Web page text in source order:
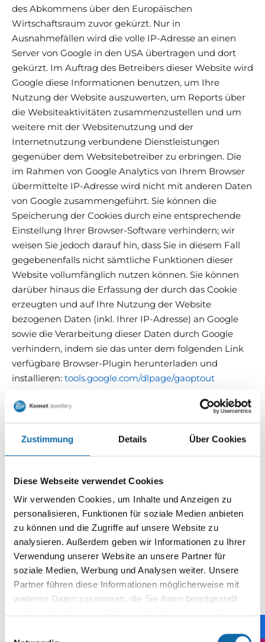
Zustimmung Details Über Cookies
Diese Webseite verwendet Cookies
Wir verwenden Cookies, um Inhalte und Anzeigen zu
personalisieren, Funktionen für soziale Medien anbieten
zu können und die Zugriffe auf unsere Website zu
analysieren. Außerdem geben wir Informationen zu Ihrer
Verwendung unserer Website an unsere Partner für
soziale Medien, Werbung und Analysen weiter. Unsere
Partner führen diese Informationen möglicherweise mit
weiteren Daten zusammen, die Sie ihnen bereitgestellt
des Abkommens über den Europäischen
Wirtschaftsraum zuvor gekürzt. Nur in
Ausnahmefällen wird die volle IP-Adresse an einen
Server von Google in den USA übertragen und dort
gekürzt. Im Auftrag des Betreibers dieser Website wird
Google diese Informationen benutzen, um Ihre
Nutzung der Website auszuwerten, um Reports über
die Websiteaktivitäten zusammenzustellen und um
weitere mit der Websitenutzung und der
Internetnutzung verbundene Dienstleistungen
gegenüber dem Websitebetreiber zu erbringen. Die
im Rahmen von Google Analytics von Ihrem Browser
übermittelte IP-Adresse wird nicht mit anderen Daten
von Google zusammengeführt. Sie können die
Speicherung der Cookies durch eine entsprechende
Einstellung Ihrer Browser-Software verhindern; wir
weisen Sie jedoch darauf hin, dass Sie in diesem Fall
gegebenenfalls nicht sämtliche Funktionen dieser
Website vollumfänglich nutzen können. Sie können
darüber hinaus die Erfassung der durch das Cookie
erzeugten und auf Ihre Nutzung der Website
bezogenen Daten (inkl. Ihrer IP-Adresse) an Google
sowie die Verarbeitung dieser Daten durch Google
verhindern, indem sie das unter dem folgenden Link
verfügbare Browser-Plugin herunterladen und
installieren: tools.google.com/dlpage/gaoptout
Konversionsmessung mit dem Besucheraktions-
Pixel von Facebook
Facebook Inc., 1601 S. California Ave, Palo Alto, CA
943 04, USA (“Facebook”) ein. So kann das Verhalten
von Nutzern nachverfolgt werden, nachdem diese
durch Klick auf eine Facebook- Werbeanzeige auf die
Website des Anbieters weitergeleitet wurden. Dieses
Verfahren dient dazu, die Wirksamkeit der Facebook-
Werbeanzeigen für statistische und
Marktforschungszwecke auszuwerten und kann dazu
beitragen, zukünftige Werbemaßnahmen zu
optimieren. Die erhobenen Daten sind für uns